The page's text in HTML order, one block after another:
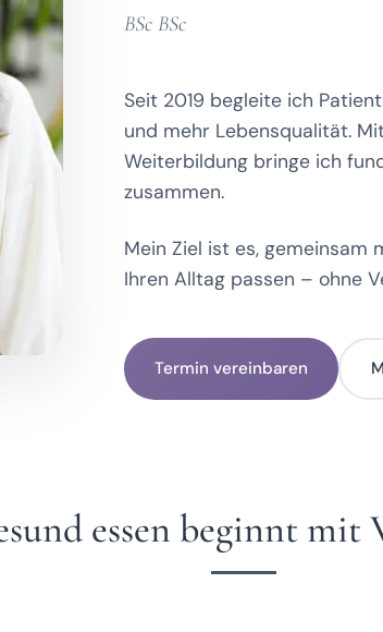
BSc BSc
Seit 2019 begleite ich
und mehr Lebensqualität.
Weiterbildung bringe ich
zusammen.
Mein Ziel ist es, gemeinsam
Ihren Alltag passen – ohne
Termin vereinbaren
essen beginnt mit